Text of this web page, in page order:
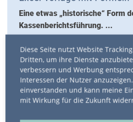
Eine etwas „historische“ Form
Kassenberichtsführung. ...
Diese Seite nutzt Website
Dritten, um ihre Dienste
verbessern und Werbung
Interessen der Nutzer
einverstanden und kann meine
mit Wirkung für die Zukunft